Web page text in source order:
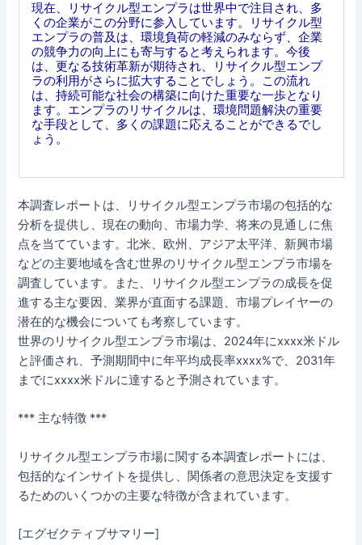
現在、リサイクル型エンプラは世界中で注目され、多
くの企業がこの分野に参入しています。リサイクル型
エンプラの普及は、環境負荷の軽減のみならず、企業
の競争力の向上にも寄与すると考えられます。今後
は、更なる技術革新が期待され、リサイクル型エンプ
ラの利用がさらに拡大することでしょう。この流れ
は、持続可能な社会の構築に向けた重要な一歩となり
ます。エンプラのリサイクルは、環境問題解決の重要
な手段として、多くの課題に応えることができるでし
ょう。
本調査レポートは、リサイクル型エンプラ市場の包括的な
分析を提供し、現在の動向、市場力学、将来の見通しに焦
点を当てています。北米、欧州、アジア太平洋、新興市場
などの主要地域を含む世界のリサイクル型エンプラ市場を
調査しています。また、リサイクル型エンプラの成長を促
進する主な要因、業界が直面する課題、市場プレイヤーの
潜在的な機会についても考察しています。
世界のリサイクル型エンプラ市場は、2024年にxxxx米ドル
と評価され、予測期間中に年平均成長率xxxx%で、2031年
までにxxxx米ドルに達すると予測されています。
*** 主な特徴 ***
リサイクル型エンプラ市場に関する本調査レポートには、
包括的なインサイトを提供し、関係者の意思決定を支援す
るためのいくつかの主要な特徴が含まれています。
[エグゼクティブサマリー]